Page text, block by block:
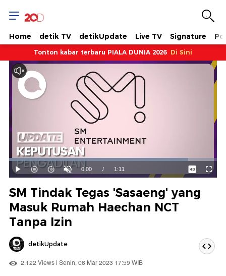
Home detik TV detikUpdate Live TV Signature
Tonton kabar terbaru PIALA DUNIA 2026 Di Sini
Mainkan
Suara
Hidup
Waktu
ini
0:00 / Durasi
1:11
Dimuat:
86.22%
SM Tindak Tegas 'Sasaeng' yang
Masuk Rumah Haechan NCT
Tanpa Izin
detikUpdate
2,122 Views | Senin, 06 Mar 2023 17:59 WIB